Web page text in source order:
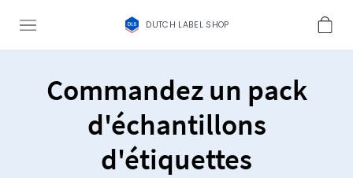
DUTCH LABEL SHOP
Commandez un pack
d'échantillons
d'étiquettes